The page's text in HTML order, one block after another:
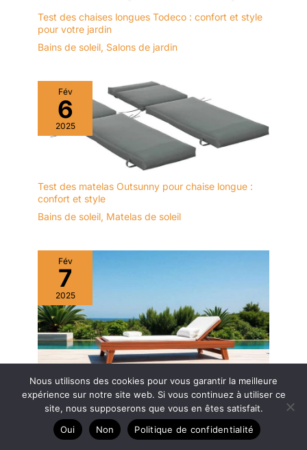
Test des chaises longues Todeco : confort et style
pour votre jardin
Bains de soleil, Salons de jardin
Fév
6
2025
Test des matelas Outsunny pour chaise longue :
confort et style
Bains de soleil, Matelas de soleil
Fév
7
2025
Quelle matière pour bain de soleil ?
Bains de soleil
Nous utilisons des cookies pour vous garantir la meilleure
expérience sur notre site web. Si vous continuez à utiliser ce
site, nous supposerons que vous en êtes satisfait.
Oui
Non Politique de confidentialité